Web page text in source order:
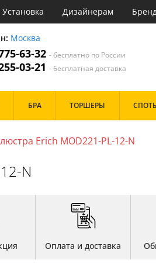
Установка Дизайнерам
Москва
63-32 - бесплатно по России
03-21 - бесплатная доставка
Кабинет
Белые
Бронза
БРА ТОРШЕРЫ
Erich MOD221-PL-12-N
N
Оплата и доставка